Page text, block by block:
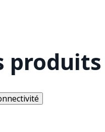
produits